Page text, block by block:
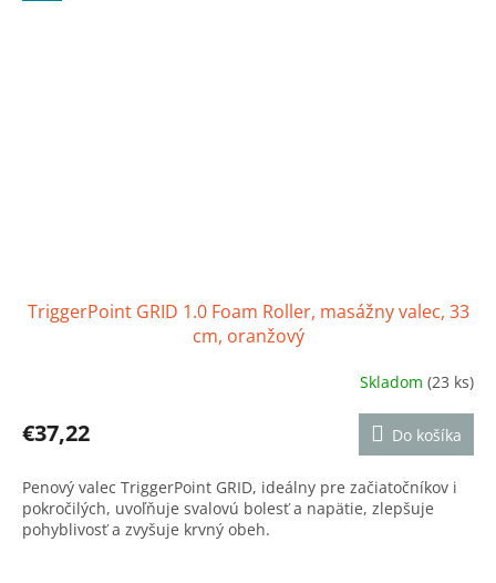
TriggerPoint GRID 1.0 Foam Roller, masážny valec, 33
cm, oranžový
produktu
je
z
5
hviezdičiek.
Skladom(23 ks)
€37,22 Do košíka
Penový valec TriggerPoint GRID, ideálny pre začiatočníkov i
pokročilých, uvoľňuje svalovú bolesť a napätie, zlepšuje
pohyblivosť a zvyšuje krvný obeh.